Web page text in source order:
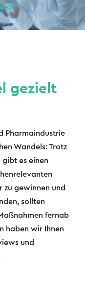
gezielt
Pharmaindustrie
Wandels: Trotz
es einen
zu gewinnen und
sollten
fernab
haben wir Ihnen
und